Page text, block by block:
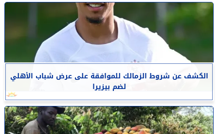
الكشف عن شروط الزمالك للموافقة على عرض شباب الأهلي
لضم بيزيرا